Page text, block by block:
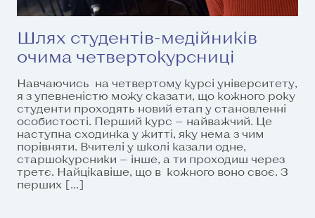
Шлях студентів-медійників
очима четвертокурсниці
Навчаючись на четвертому курсі університету,
я з упевненістю можу сказати, що кожного року
студенти проходять новий етап у становленні
особистості. Перший курс — найважчий. Це
наступна сходинка у житті, яку нема з чим
порівняти. Вчителі у школі казали одне,
старшокурсники — інше, а ти проходиш через
третє. Найцікавіше, що в кожного воно своє. З
перших […]